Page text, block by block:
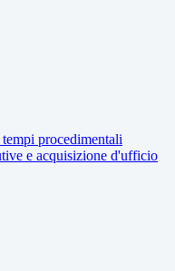
procedimentali
e acquisizione d'ufficio